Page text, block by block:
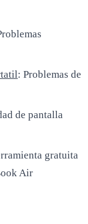
: Problemas de
de pantalla
gratuita
Air